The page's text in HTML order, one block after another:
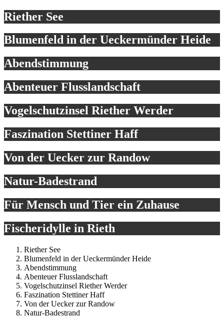
Riether See
Blumenfeld in der Ueckermünder Heide
Abendstimmung
Abenteuer Flusslandschaft
Vogelschutzinsel Riether Werder
Faszination Stettiner Haff
Von der Uecker zur Randow
Natur-Badestrand
Für Mensch und Tier ein Zuhause
Fischeridylle in Rieth
Riether See
Blumenfeld in der Ueckermünder Heide
Abendstimmung
Abenteuer Flusslandschaft
Vogelschutzinsel Riether Werder
Faszination Stettiner Haff
Von der Uecker zur Randow
Natur-Badestrand